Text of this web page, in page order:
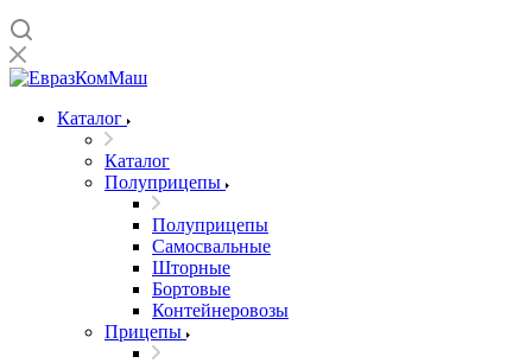
Каталог
Каталог
Полуприцепы
Полуприцепы
Самосвальные
Шторные
Бортовые
Контейнеровозы
Прицепы